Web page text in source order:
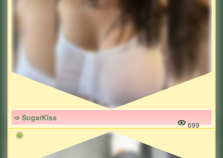
➩ SugarKiss
699